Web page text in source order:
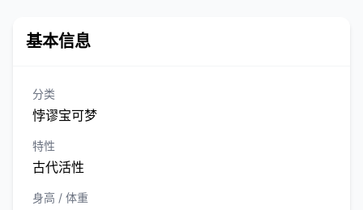
基本信息
分类
悖谬宝可梦
特性
古代活性
身高 / 体重